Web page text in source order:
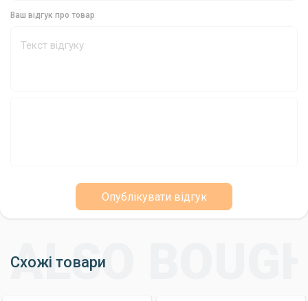
Ваш відгук про товар
Опублікувати відгук
Схожі товари